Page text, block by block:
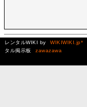
レンタルWIKI by WIKIWIKI.jp*
タル掲示板
zawazawa